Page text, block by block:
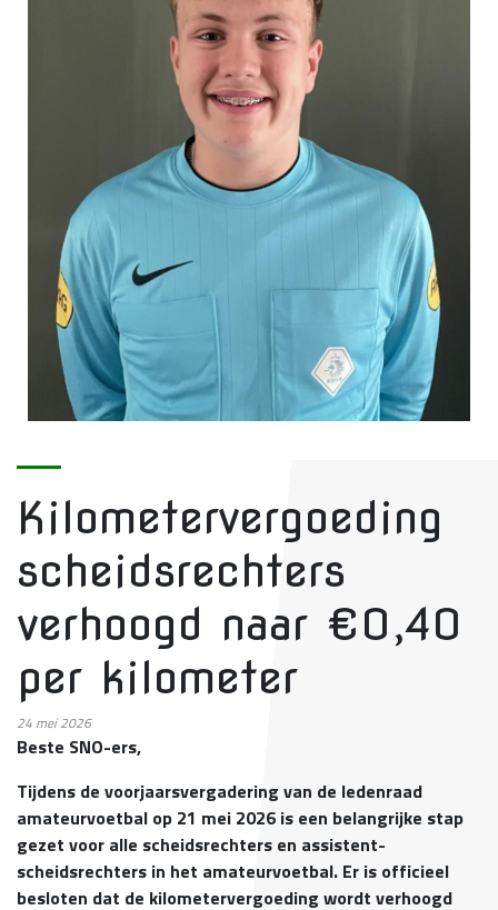
Kilometervergoeding
scheidsrechters
verhoogd naar €0,40
per kilometer
24 mei 2026
Beste SNO-ers,
Tijdens de voorjaarsvergadering van de ledenraad
amateurvoetbal op 21 mei 2026 is een belangrijke stap
gezet voor alle scheidsrechters en assistent-
scheidsrechters in het amateurvoetbal. Er is officieel
besloten dat de kilometervergoeding wordt verhoogd